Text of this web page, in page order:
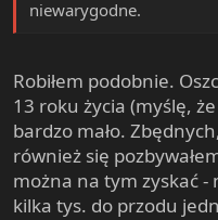
niewarygodne.
Robiłem podobnie.
13 roku życia (myślę,
bardzo mało.
również się
można na tym zyskać
kilka tys. do przodu